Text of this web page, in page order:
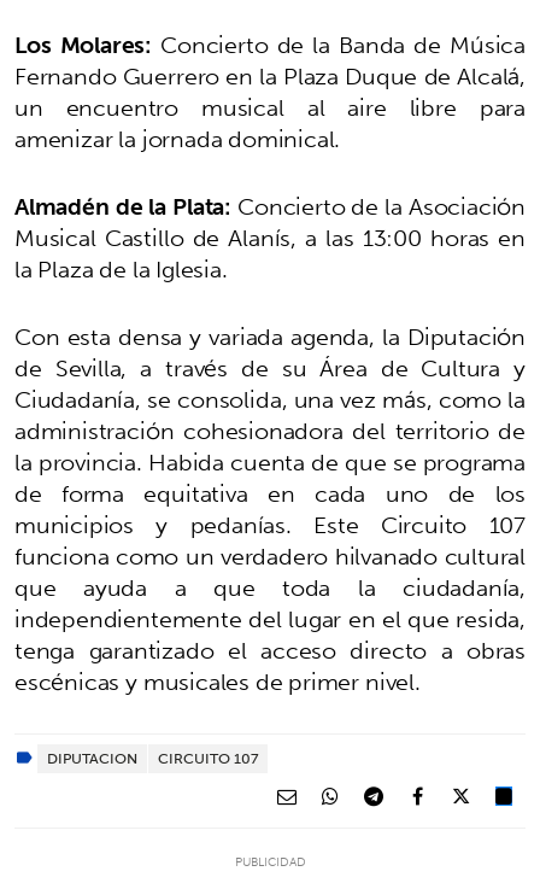
Los Molares: Concierto de la Banda de Música
Fernando Guerrero en la Plaza Duque de Alcalá,
un encuentro musical al aire libre para
amenizar la jornada dominical.
Almadén de la Plata: Concierto de la Asociación
Musical Castillo de Alanís, a las 13:00 horas en
la Plaza de la Iglesia.
Con esta densa y variada agenda, la Diputación
de Sevilla, a través de su Área de Cultura y
Ciudadanía, se consolida, una vez más, como la
administración cohesionadora del territorio de
la provincia. Habida cuenta de que se programa
de forma equitativa en cada uno de los
municipios y pedanías. Este Circuito 107
funciona como un verdadero hilvanado cultural
que ayuda a que toda la ciudadanía,
independientemente del lugar en el que resida,
tenga garantizado el acceso directo a obras
escénicas y musicales de primer nivel.
DIPUTACION CIRCUITO 107